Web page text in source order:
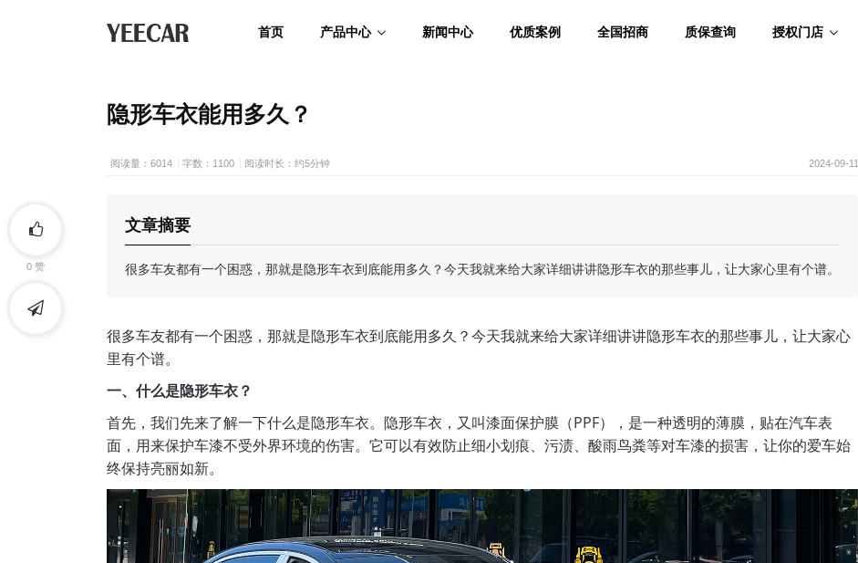
首页 产品中心 新闻中心 优质案例 全国招商 质保查询 授权门店
隐形车衣能用多久？
阅读量：6014 字数：1100 阅读时长：约5分钟 2024-09-11
文章摘要
很多车友都有一个困惑，那就是隐形车衣到底能用多久？今天我就来给大家详细讲讲隐形车衣的那些事儿，让大家心里有个谱。
很多车友都有一个困惑，那就是隐形车衣到底能用多久？今天我就来给大家详细讲讲隐形车衣的那些事儿，让大家心
里有个谱。
一、什么是隐形车衣？
首先，我们先来了解一下什么是隐形车衣。隐形车衣，又叫漆面保护膜（PPF），是一种透明的薄膜，贴在汽车表
面，用来保护车漆不受外界环境的伤害。它可以有效防止细小划痕、污渍、酸雨鸟粪等对车漆的损害，让你的爱车始
终保持亮丽如新。
0 赞